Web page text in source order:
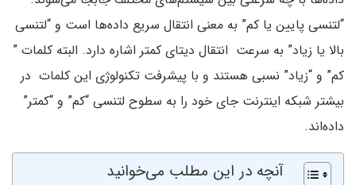
“لتنسی پایین یا کم” به معنی انتقال سریع داده‌ها است و “لتنسی
بالا یا زیاد” به سرعت انتقال دیتای کمتر اشاره دارد. البته کلمات ”
کم” و “زیاد” نسبی هستند و با پیشرفت تکنولوژی این کلمات در
بیشتر شبکه اینترنت جای خود را به سطوح لتنسی “کم” و “کمتر”
داده‌اند.
آنچه در این مطلب می‌خوانید